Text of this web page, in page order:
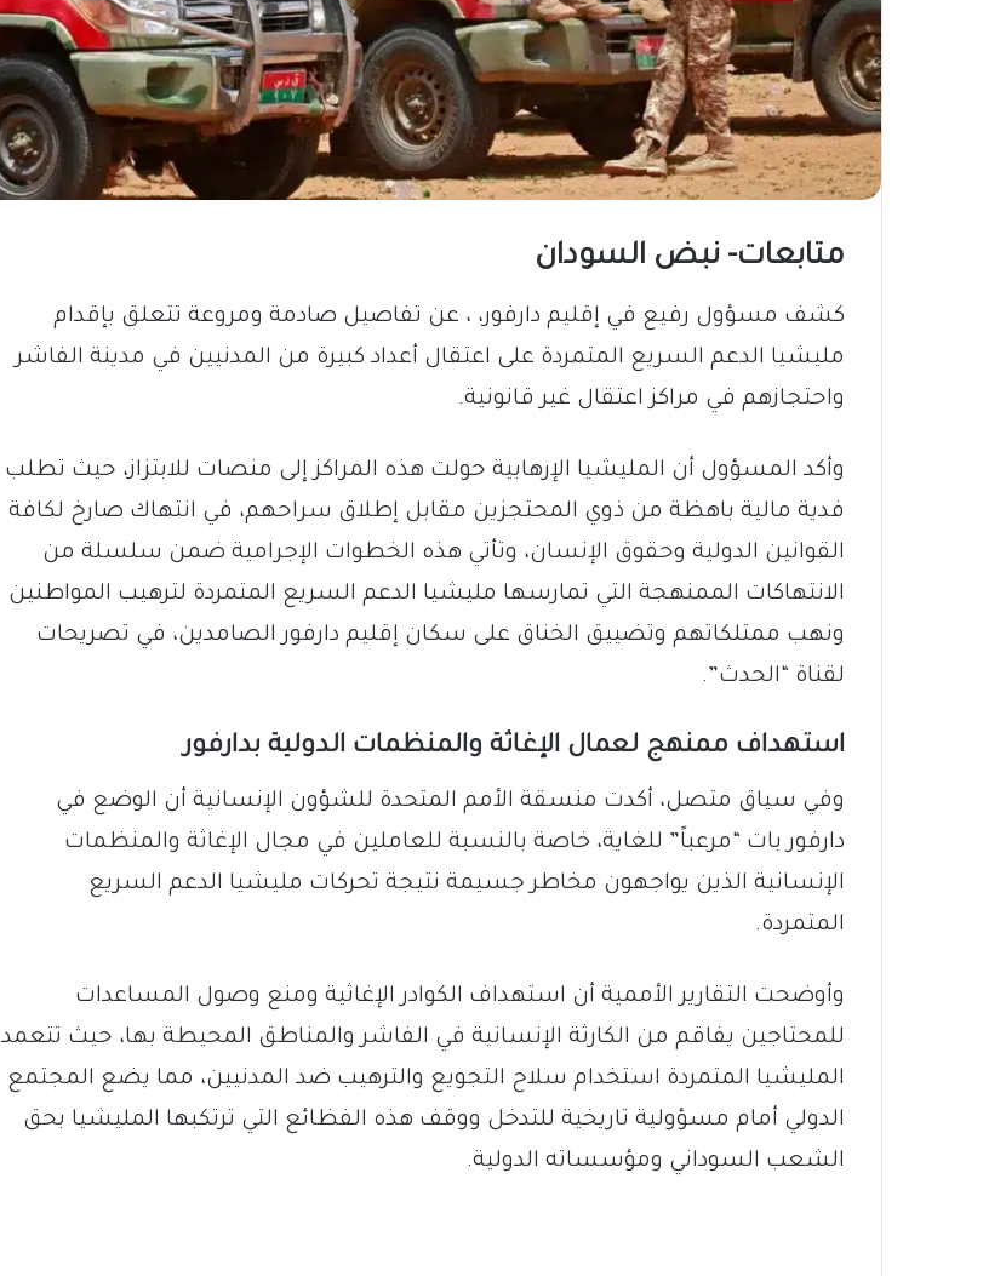
متابعات- نبض السودان
كشف مسؤول رفيع في إقليم دارفور، ، عن تفاصيل صادمة ومروعة تتعلق بإقدام
مليشيا الدعم السريع المتمردة على اعتقال أعداد كبيرة من المدنيين في مدينة الفاشر
واحتجازهم في مراكز اعتقال غير قانونية.
وأكد المسؤول أن المليشيا الإرهابية حولت هذه المراكز إلى منصات للابتزاز، حيث تطلب
فدية مالية باهظة من ذوي المحتجزين مقابل إطلاق سراحهم، في انتهاك صارخ لكافة
القوانين الدولية وحقوق الإنسان، وتأتي هذه الخطوات الإجرامية ضمن سلسلة من
الانتهاكات الممنهجة التي تمارسها مليشيا الدعم السريع المتمردة لترهيب المواطنين
ونهب ممتلكاتهم وتضييق الخناق على سكان إقليم دارفور الصامدين، في تصريحات
لقناة “الحدث”.
استهداف ممنهج لعمال الإغاثة والمنظمات الدولية بدارفور
وفي سياق متصل، أكدت منسقة الأمم المتحدة للشؤون الإنسانية أن الوضع في
دارفور بات “مرعباً” للغاية، خاصة بالنسبة للعاملين في مجال الإغاثة والمنظمات
الإنسانية الذين يواجهون مخاطر جسيمة نتيجة تحركات مليشيا الدعم السريع
المتمردة.
وأوضحت التقارير الأممية أن استهداف الكوادر الإغاثية ومنع وصول المساعدات
للمحتاجين يفاقم من الكارثة الإنسانية في الفاشر والمناطق المحيطة بها، حيث تتعمد
المليشيا المتمردة استخدام سلاح التجويع والترهيب ضد المدنيين، مما يضع المجتمع
الدولي أمام مسؤولية تاريخية للتدخل ووقف هذه الفظائع التي ترتكبها المليشيا بحق
الشعب السوداني ومؤسساته الدولية.